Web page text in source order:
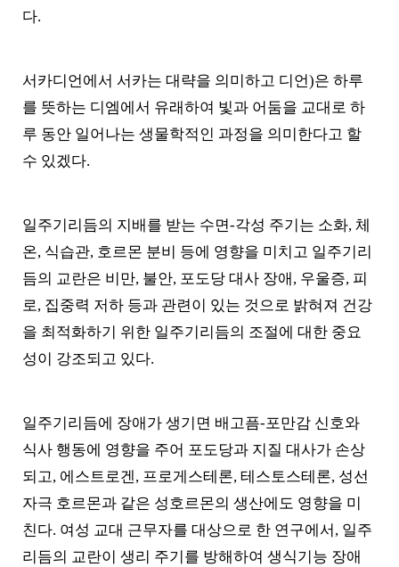
다.
서카디언에서 서카는 대략을 의미하고 디언)은 하루
를 뜻하는 디엠에서 유래하여 빛과 어둠을 교대로 하
루 동안 일어나는 생물학적인 과정을 의미한다고 할
수 있겠다.
일주기리듬의 지배를 받는 수면-각성 주기는 소화, 체
온, 식습관, 호르몬 분비 등에 영향을 미치고 일주기리
듬의 교란은 비만, 불안, 포도당 대사 장애, 우울증, 피
로, 집중력 저하 등과 관련이 있는 것으로 밝혀져 건강
을 최적화하기 위한 일주기리듬의 조절에 대한 중요
성이 강조되고 있다.
일주기리듬에 장애가 생기면 배고픔-포만감 신호와
식사 행동에 영향을 주어 포도당과 지질 대사가 손상
되고, 에스트로겐, 프로게스테론, 테스토스테론, 성선
자극 호르몬과 같은 성호르몬의 생산에도 영향을 미
친다. 여성 교대 근무자를 대상으로 한 연구에서, 일주
리듬의 교란이 생리 주기를 방해하여 생식기능 장애